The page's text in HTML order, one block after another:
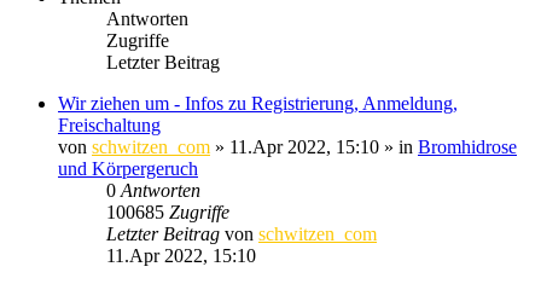
Antworten
Zugriffe
Letzter Beitrag
Wir ziehen um - Infos zu Registrierung, Anmeldung,
Freischaltung
von schwitzen_com » 11.Apr 2022, 15:10 » in Bromhidrose
und Körpergeruch
0 Antworten
100685 Zugriffe
Letzter Beitrag von schwitzen_com
11.Apr 2022, 15:10